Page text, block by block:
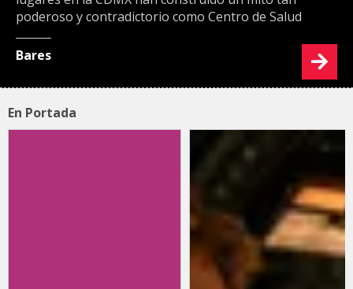
poderoso y contradictorio como Centro de Salud
Bares
En Portada